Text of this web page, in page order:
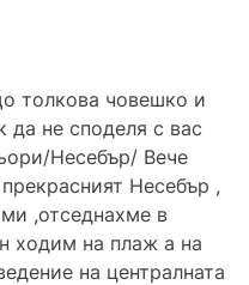
толкова човешко и
не споделя с вас
Несебър/ Вече
Несебър ,
,отседнахме в
ходим на плаж а на
на централната